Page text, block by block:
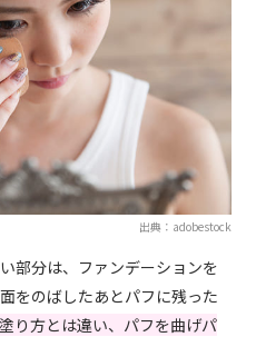
出典：adobestock
部分は、ファンデーションを
をのばしたあとパフに残った
り方とは違い、パフを曲げパ